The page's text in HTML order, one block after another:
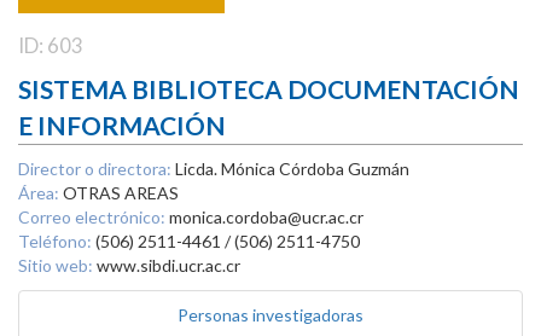
ID: 603
SISTEMA BIBLIOTECA DOCUMENTACIÓN
E INFORMACIÓN
Director o directora: Licda. Mónica Córdoba Guzmán
Área: OTRAS AREAS
Correo electrónico: monica.cordoba@ucr.ac.cr
Teléfono: (506) 2511-4461 / (506) 2511-4750
Sitio web: www.sibdi.ucr.ac.cr
Personas investigadoras